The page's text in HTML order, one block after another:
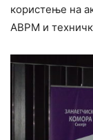
користење на
АВРМ и